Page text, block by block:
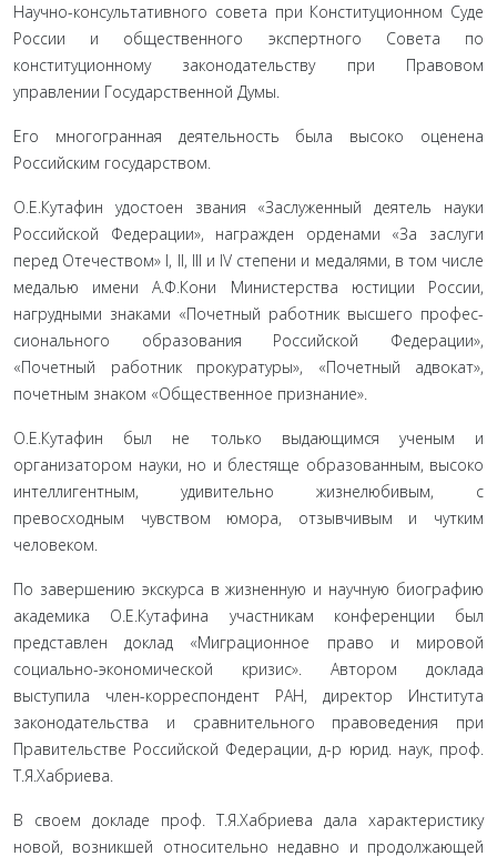
Научно-консультативного совета при Конституционном Суде
России и общественного экспертного Совета по
конституционному законода­тельству при Правовом
управлении Государственной Думы.
Его многогранная деятельность была высоко оце­нена
Российским государством.
О.Е.Кутафин удостоен звания «Заслуженный деятель науки
Российской Федерации», награжден орденами «За заслуги
перед Отечеством» I, II, III и IV степени и медалями, в том числе
медалью имени А.Ф.Кони Министерства юстиции России,
нагрудны­ми знаками «Почетный работник высшего профес­
сионального образования Российской Федерации»,
«Почетный работник прокуратуры», «Почетный адвокат»,
почетным знаком «Общественное приз­нание».
О.Е.Кутафин был не только выдающимся уче­ным и
организатором науки, но и блестяще обра­зованным, высоко
интеллигентным, удивительно жизнелюбивым, с
превосходным чувством юмора, отзывчивым и чутким
человеком.
По завершению экскурса в жизненную и науч­ную биографию
академика О.Е.Кутафина участ­никам конференции был
представлен доклад «Миграционное право и мировой
социально-эко­номической кризис». Автором доклада
выступила член-корреспондент РАН, директор Института
законодательства и сравнительного правоведе­ния при
Правительстве Российской Федерации, д-р юрид. наук, проф.
Т.Я.Хабриева.
В своем докладе проф. Т.Я.Хабриева дала харак­теристику
новой, возникшей относительно недавно и продолжающей